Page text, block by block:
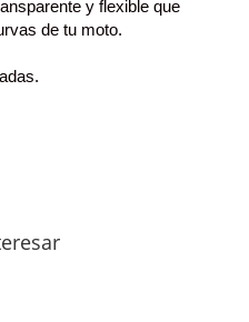
y flexible que
de tu moto.